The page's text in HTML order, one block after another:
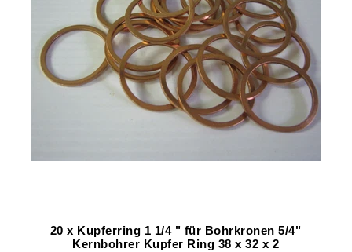
20 x Kupferring 1 1/4 " für Bohrkronen 5/4"
Kernbohrer Kupfer Ring 38 x 32 x 2